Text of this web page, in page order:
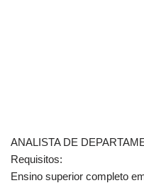
ANALISTA DE
Requisitos:
Ensino superior completo